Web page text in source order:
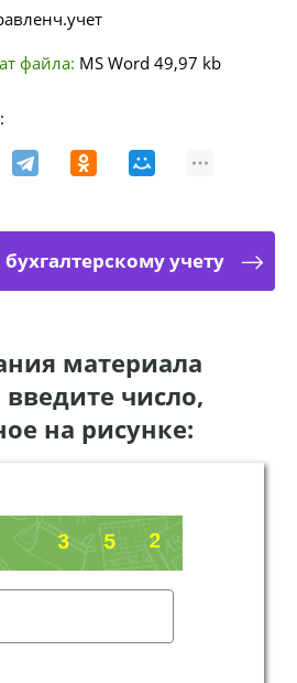
файла: MS Word 49,97 kb
учету
материала
число,
на рисунке: